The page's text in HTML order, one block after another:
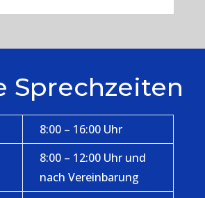
Sprechzeiten
8:00 – 16:00 Uhr
8:00 – 12:00 Uhr und
nach Vereinbarung